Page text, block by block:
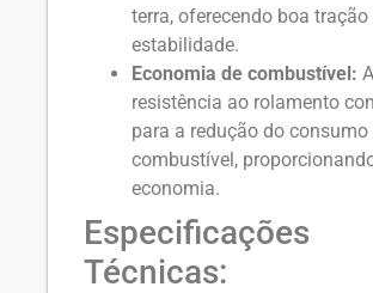
terra, oferecendo boa tração
estabilidade.
Economia de combustível:
resistência ao rolamento
para a redução do consumo
combustível,
economia.
Especificações
Técnicas: